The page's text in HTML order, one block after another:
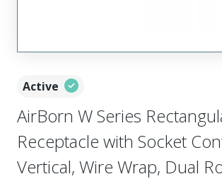
Active
AirBorn W Series
Receptacle with Socket
Vertical, Wire Wrap, Dual